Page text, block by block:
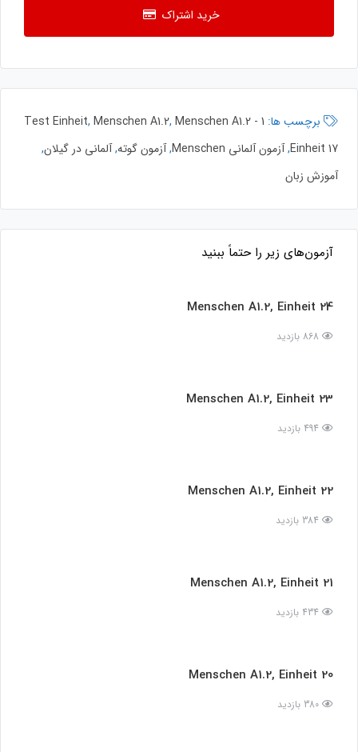
خرید اشتراک
برچسب ها: 1 Test Einheit
, Menschen A1.2, Menschen A1.2 -
Einheit 17
,آزمون آلمانی Menschen ,آزمون گوته,آلمانی در گیلان,
آموزش زبان
آزمون‌های زیر را حتماً ببنید
Menschen A1.2, Einheit 24
Menschen A1.2, Einheit 23
Menschen A1.2, Einheit 22
Menschen A1.2, Einheit 21
Menschen A1.2, Einheit 20